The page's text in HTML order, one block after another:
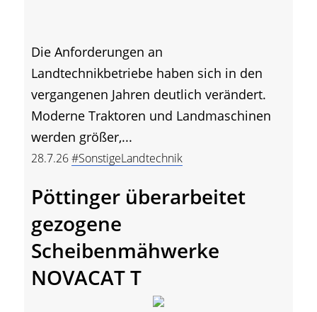
Die Anforderungen an
Landtechnikbetriebe haben sich in den
vergangenen Jahren deutlich verändert.
Moderne Traktoren und Landmaschinen
werden größer,...
28.7.26#SonstigeLandtechnik
Pöttinger überarbeitet
gezogene
Scheibenmähwerke
NOVACAT T